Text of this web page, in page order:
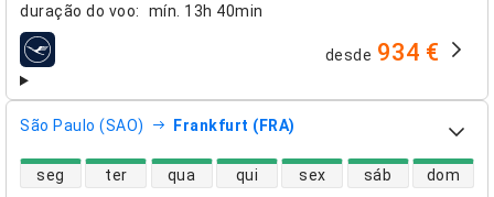
duração do voo: mín. 13h 40min
companhias aéreas desde 934 €
São Paulo (SAO) Frankfurt (FRA)
disponibilidade de voos diretos
seg ter qua qui sex sáb dom